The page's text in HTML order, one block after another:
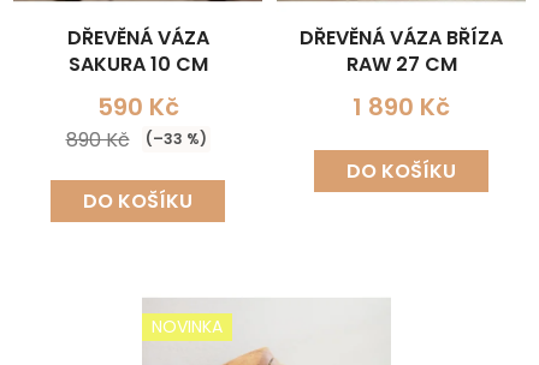
DŘEVĚNÁ VÁZA
SAKURA 10 CM
590 Kč
890 Kč (–33 %)
DO KOŠÍKU
DŘEVĚNÁ VÁZA BŘÍZA
RAW 27 CM
1 890 Kč
DO KOŠÍKU
NOVINKA